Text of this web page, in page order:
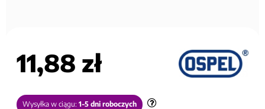
11,88 zł
Wysyłka w ciągu: 1-5 dni roboczych